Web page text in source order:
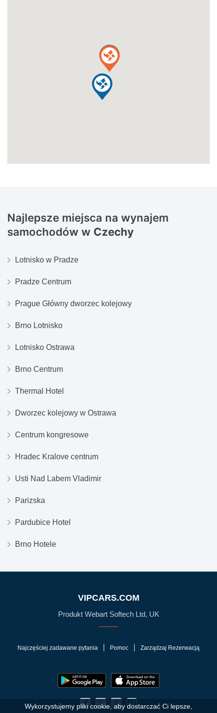
Najlepsze miejsca na wynajem
samochodów w Czechy
Lotnisko w Pradze
Pradze Centrum
Prague Główny dworzec kolejowy
Brno Lotnisko
Lotnisko Ostrawa
Brno Centrum
Thermal Hotel
Dworzec kolejowy w Ostrawa
Centrum kongresowe
Hradec Kralove centrum
Usti Nad Labem Vladimir
Parizska
Pardubice Hotel
Brno Hotele
VIPCARS.COM
Produkt Webart Softech Ltd, UK
Najczęściej zadawane pytania Pomoc Zarządzaj Rezerwacją
Wykorzystujemy pliki cookie, aby dostarczać Ci lepsze,